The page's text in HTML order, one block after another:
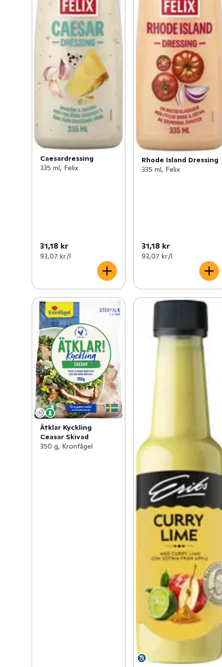
Caesardressing
335 ml, Felix
31,18 kr
93,07 kr /l
Rhode Island Dressing
335 ml, Felix
31,18 kr
93,07 kr /l
Ätklar Kyckling
Ceasar Skivad
350 g, Kronfågel